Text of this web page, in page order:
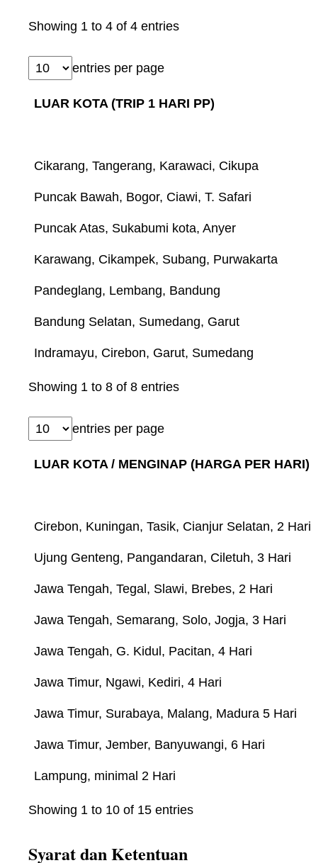
Showing 1 to 4 of 4 entries
entries per page
LUAR KOTA (TRIP 1 HARI PP)
Cikarang, Tangerang, Karawaci, Cikupa
Puncak Bawah, Bogor, Ciawi, T. Safari
Puncak Atas, Sukabumi kota, Anyer
Karawang, Cikampek, Subang, Purwakarta
Pandeglang, Lembang, Bandung
Bandung Selatan, Sumedang, Garut
Indramayu, Cirebon, Garut, Sumedang
Showing 1 to 8 of 8 entries
entries per page
LUAR KOTA / MENGINAP (HARGA PER HARI)
Cirebon, Kuningan, Tasik, Cianjur Selatan, 2 Hari
Ujung Genteng, Pangandaran, Ciletuh, 3 Hari
Jawa Tengah, Tegal, Slawi, Brebes, 2 Hari
Jawa Tengah, Semarang, Solo, Jogja, 3 Hari
Jawa Tengah, G. Kidul, Pacitan, 4 Hari
Jawa Timur, Ngawi, Kediri, 4 Hari
Jawa Timur, Surabaya, Malang, Madura 5 Hari
Jawa Timur, Jember, Banyuwangi, 6 Hari
Lampung, minimal 2 Hari
Showing 1 to 10 of 15 entries
Syarat dan Ketentuan